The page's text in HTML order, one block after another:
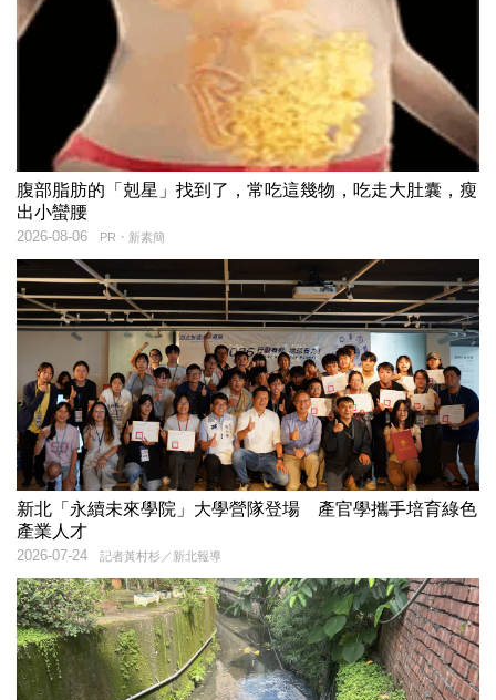
腹部脂肪的「剋星」找到了，常吃這幾物，吃走大肚囊，瘦
出小蠻腰
PR・新素簡
2026-08-06
新北「永續未來學院」大學營隊登場 產官學攜手培育綠色
產業人才
記者黃村杉／新北報導
2026-07-24